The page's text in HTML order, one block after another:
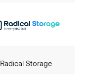
Radical Storage